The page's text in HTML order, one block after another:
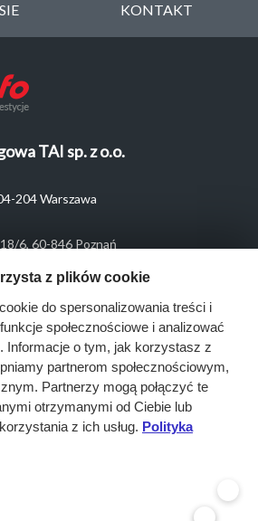
KONTAKT
TAI sp. z o.o.
204 Warszawa
6, 60-846 Poznań
z plików cookie
do spersonalizowania treści i
społecznościowe i analizować
Informacje o tym, jak korzystasz z
partnerom społecznościowym,
Partnerzy mogą połączyć te
otrzymanymi od Ciebie lub
z ich usług. Polityka